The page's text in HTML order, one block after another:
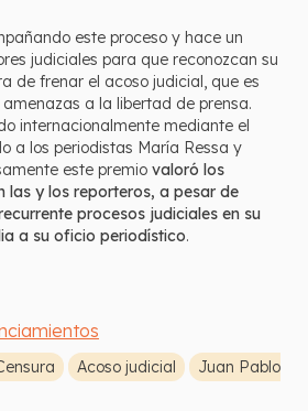
este proceso y hace un
judiciales para que reconozcan su
de frenar el acoso judicial, que es
a la libertad de prensa.
internacionalmente mediante el
a los periodistas María Ressa y
este premio valoró los
las y los reporteros, a pesar de
procesos judiciales en su
a su oficio periodístico.
Acoso judicial
Juan Pablo